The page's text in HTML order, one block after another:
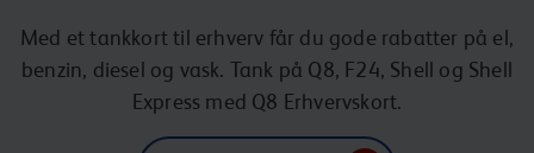
Med et tankkort til erhverv får du gode rabatter på el,
benzin, diesel og vask. Tank på Q8, F24, Shell og Shell
Express med Q8 Erhvervskort.